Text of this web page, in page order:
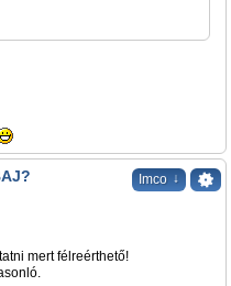
Imco ↓
mert félreérthető!